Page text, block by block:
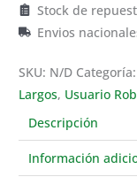
Stock de
Envios
SKU: N/D Categoría:
Largos, Usuario
Descripción
Información